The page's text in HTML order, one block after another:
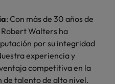
: Con más de 30 años de
Walters ha
por su integridad
experiencia y
competitiva en la
talento de alto nivel.